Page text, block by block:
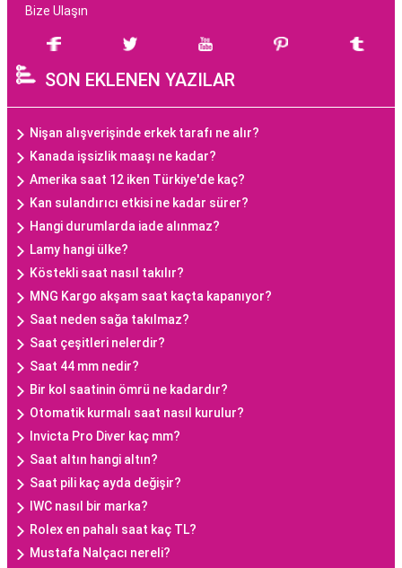
Bize Ulaşın
SON EKLENEN YAZILAR
Nişan alışverişinde erkek tarafı ne alır?
Kanada işsizlik maaşı ne kadar?
Amerika saat 12 iken Türkiye'de kaç?
Kan sulandırıcı etkisi ne kadar sürer?
Hangi durumlarda iade alınmaz?
Lamy hangi ülke?
Köstekli saat nasıl takılır?
MNG Kargo akşam saat kaçta kapanıyor?
Saat neden sağa takılmaz?
Saat çeşitleri nelerdir?
Saat 44 mm nedir?
Bir kol saatinin ömrü ne kadardır?
Otomatik kurmalı saat nasıl kurulur?
Invicta Pro Diver kaç mm?
Saat altın hangi altın?
Saat pili kaç ayda değişir?
IWC nasıl bir marka?
Rolex en pahalı saat kaç TL?
Mustafa Nalçacı nereli?